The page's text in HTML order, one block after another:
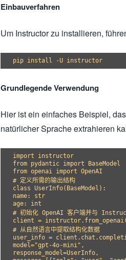
Einbauverfahren
Um Instructor zu installieren,
Grundlegende Verwendung
Hier ist ein einfaches Beispiel,
natürlicher Sprache extrahieren
import instructor
from pydantic import BaseModel
from openai import OpenAI
# 定义所需的输出结构
class UserInfo(BaseModel):
name: str
age: int
# 初始化 OpenAI 客户端并与
client =
# 从自然语言中提取结构化数据
user_info =
model="gpt-4o-mini",
response_model=UserInfo,